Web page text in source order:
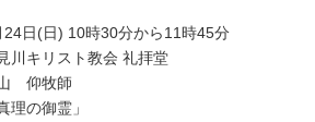
日(日) 10時30分から11時45分
キリスト教会 礼拝堂
仰牧師
理の御霊」